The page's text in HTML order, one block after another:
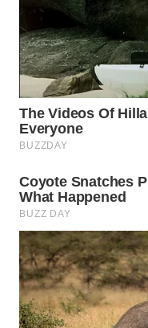
WN
LIKUPANG
WN
LABUANBAJO
WN
Wahana
Media
Group
WAHANA
NEWS